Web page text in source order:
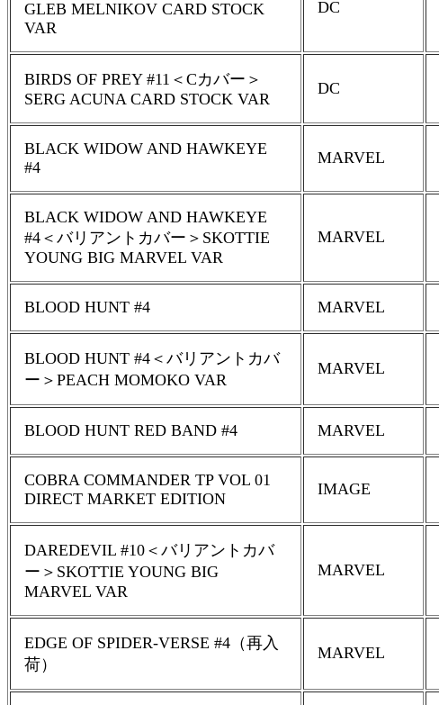
GLEB MELNIKOV CARD STOCK
VAR
DC
BIRDS OF PREY #11＜Cカバー＞
SERG ACUNA CARD STOCK VAR
DC
BLACK WIDOW AND HAWKEYE
#4
MARVEL
BLACK WIDOW AND HAWKEYE
#4＜バリアントカバー＞SKOTTIE
YOUNG BIG MARVEL VAR
MARVEL
BLOOD HUNT #4 MARVEL
BLOOD HUNT #4＜バリアントカバ
ー＞PEACH MOMOKO VAR
MARVEL
BLOOD HUNT RED BAND #4 MARVEL
COBRA COMMANDER TP VOL 01
DIRECT MARKET EDITION
IMAGE
DAREDEVIL #10＜バリアントカバ
ー＞SKOTTIE YOUNG BIG
MARVEL VAR
MARVEL
EDGE OF SPIDER-VERSE #4（再入
荷）
MARVEL